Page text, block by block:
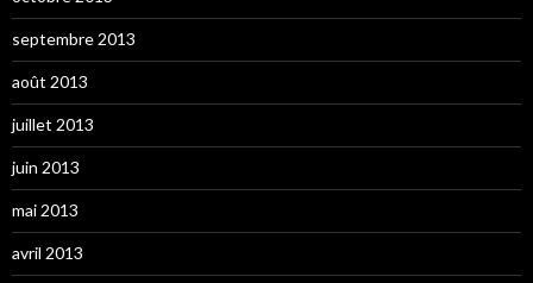
septembre 2013
août 2013
juillet 2013
juin 2013
mai 2013
avril 2013